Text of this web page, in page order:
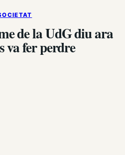
de la UdG diu ara
va fer perdre